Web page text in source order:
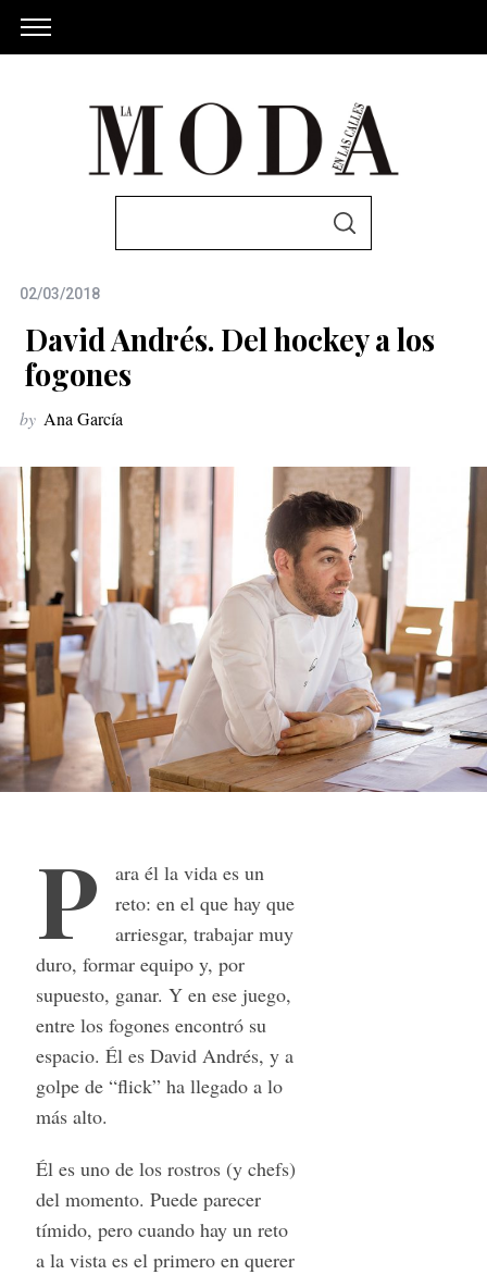
c
f
o
S
02/03/2018
David Andrés. Del hockey a los
fogones
by Ana García
P
ara él la vida es un
reto: en el que hay que
arriesgar, trabajar muy
duro, formar equipo y, por
supuesto, ganar. Y en ese juego,
entre los fogones encontró su
espacio. Él es David Andrés, y a
golpe de “flick” ha llegado a lo
más alto.
Él es uno de los rostros (y chefs)
del momento. Puede parecer
tímido, pero cuando hay un reto
a la vista es el primero en querer